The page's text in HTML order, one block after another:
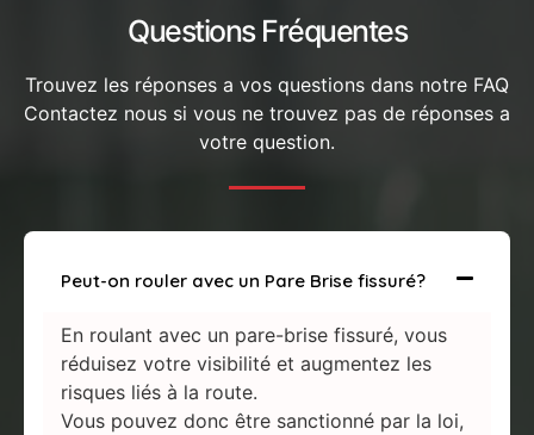
Questions Fréquentes
Trouvez les réponses a vos questions dans notre FAQ
Contactez nous si vous ne trouvez pas de réponses a
votre question.
Peut-on rouler avec un Pare Brise fissuré?
En roulant avec un pare-brise fissuré, vous
réduisez votre visibilité et augmentez les
risques liés à la route.
Vous pouvez donc être sanctionné par la loi,